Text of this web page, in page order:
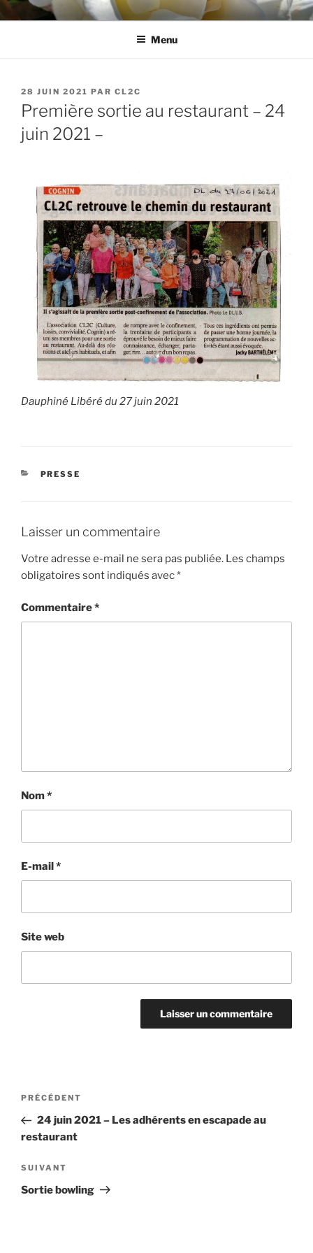
Aller
au
CL2C
Association dédiée à la culture et aux loisirs à Cognin (73)
Menu
PUBLIÉ
LE
28 JUIN 2021 PAR CL2C
Première sortie au restaurant – 24
juin 2021 –
Dauphiné Libéré du 27 juin 2021
CATÉGORIES
PRESSE
Laisser un commentaire
Votre adresse e-mail ne sera pas publiée. Les champs
obligatoires sont indiqués avec*
Commentaire*
Nom*
E-mail*
Site web
Navigation
l’article
Article
précédent
PRÉCÉDENT
24 juin 2021 – Les adhérents en escapade au
restaurant
Article
suivant
SUIVANT
Sortie bowling